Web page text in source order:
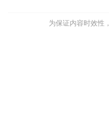
为保证内容时效性